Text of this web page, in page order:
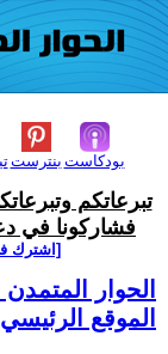
بنترست بودكاست
تبرعاتكم
فشاركونا في
[اشترك
الحوار
الموقع الرئيسي